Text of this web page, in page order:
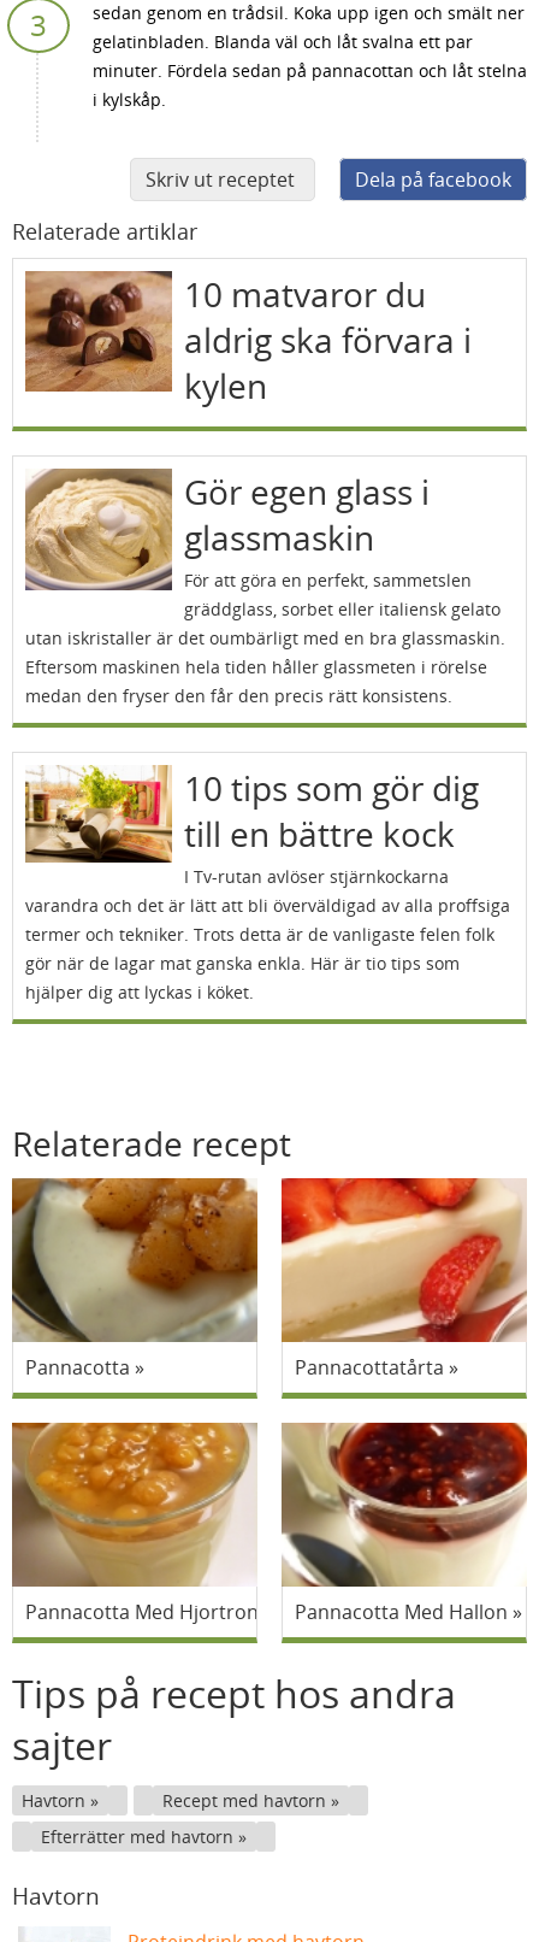
sedan genom en trådsil. Koka upp igen och smält ner
gelatinbladen. Blanda väl och låt svalna ett par
minuter. Fördela sedan på pannacottan och låt stelna
i kylskåp.
Skriv ut receptet Dela på facebook
Relaterade artiklar
10 matvaror du
aldrig ska förvara i
kylen
Gör egen glass i
glassmaskin
För att göra en perfekt, sammetslen
gräddglass, sorbet eller italiensk gelato
utan iskristaller är det oumbärligt med en bra glassmaskin.
Eftersom maskinen hela tiden håller glassmeten i rörelse
medan den fryser den får den precis rätt konsistens.
10 tips som gör dig
till en bättre kock
I Tv-rutan avlöser stjärnkockarna
varandra och det är lätt att bli överväldigad av alla proffsiga
termer och tekniker. Trots detta är de vanligaste felen folk
gör när de lagar mat ganska enkla. Här är tio tips som
hjälper dig att lyckas i köket.
Relaterade recept
Pannacotta Pannacottatårta
Pannacotta Med Hjortron Pannacotta Med Hallon
Tips på recept hos andra
sajter
Havtorn
Recept med havtorn
Efterrätter med havtorn
Havtorn